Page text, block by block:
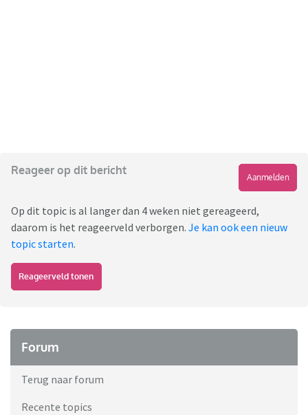
Reageer op dit bericht
Aanmelden
Op dit topic is al langer dan 4 weken niet gereageerd,
daarom is het reageerveld verborgen. Je kan ook een nieuw
topic starten.
Reageerveld tonen
Forum
Terug naar forum
Recente topics